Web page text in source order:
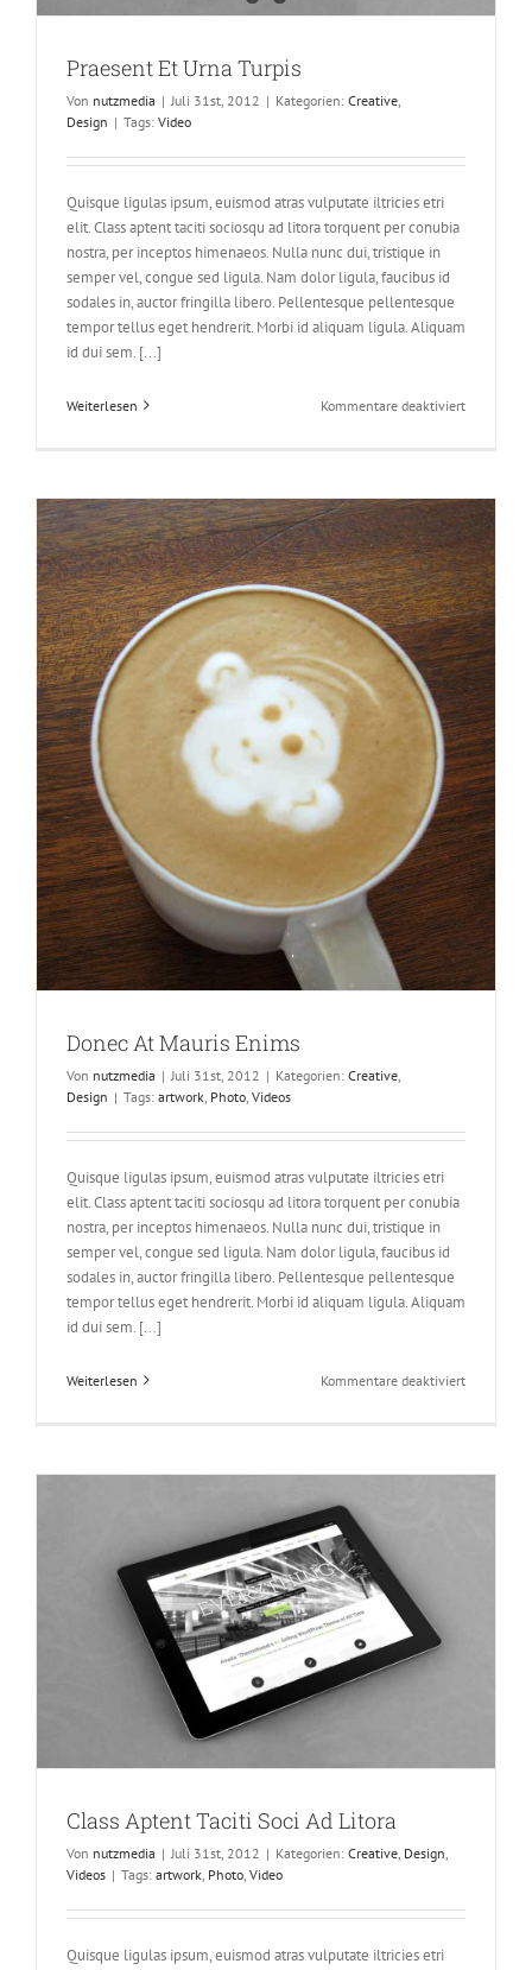
Praesent Et Urna Turpis
Von nutzmedia | Juli 31st, 2012 | Kategorien: Creative
Design | Tags: Video
Quisque ligulas ipsum, euismod atras vulputate iltricies etri
elit. Class aptent taciti sociosqu ad litora torquent per conubia
nostra, per inceptos himenaeos. Nulla nunc dui, tristique in
semper vel, congue sed ligula. Nam dolor ligula, faucibus id
sodales in, auctor fringilla libero. Pellentesque pellentesque
tempor tellus eget hendrerit. Morbi id aliquam ligula. Aliquam
id dui sem. [...]
Weiterlesen Kommentare deaktiviertfür
Turpis
Donec At Mauris Enims
Von nutzmedia | Juli 31st, 2012 | Kategorien: Creative
Design | Tags: artwork Photo Videos
Quisque ligulas ipsum, euismod atras vulputate iltricies etri
elit. Class aptent taciti sociosqu ad litora torquent per conubia
nostra, per inceptos himenaeos. Nulla nunc dui, tristique in
semper vel, congue sed ligula. Nam dolor ligula, faucibus id
sodales in, auctor fringilla libero. Pellentesque pellentesque
tempor tellus eget hendrerit. Morbi id aliquam ligula. Aliquam
id dui sem. [...]
Weiterlesen Kommentare deaktiviertfür
Enims
Class Aptent Taciti Soci Ad Litora
Von nutzmedia | Juli 31st, 2012 | Kategorien: Creative Design
Videos | Tags: artwork Photo Video
Quisque ligulas ipsum, euismod atras vulputate iltricies etri